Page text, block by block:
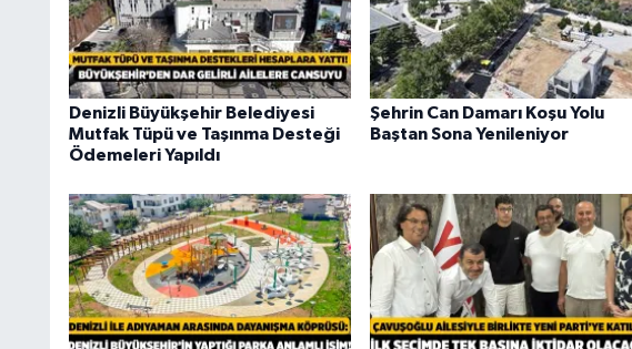
Denizli Büyükşehir Belediyesi
Mutfak Tüpü ve Taşınma Desteği
Ödemeleri Yapıldı
Şehrin Can Damarı Koşu Yolu
Baştan Sona Yenileniyor